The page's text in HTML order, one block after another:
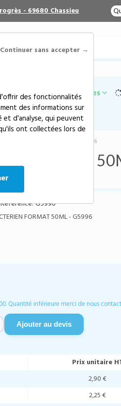
Continuer sans accepter →
des fonctionnalités
des informations sur
d'analyse, qui peuvent
ont collectées lors de
- 69680 Chassieu
Goodies écologiques
ANTIBACTERIEN FORMAT 50ML - G5996
FORMAT
Référence:G5996
FORMAT 50ML - G5996
Quantité inférieure merci de nous
Ajouter au devis
Prix unitaire
2,90 €
2,25 €